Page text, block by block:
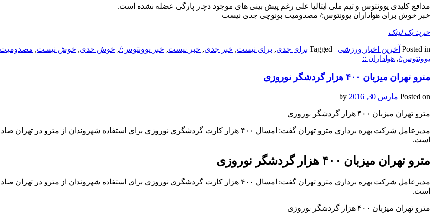
مدافع کلیدی یوونتوس و تیم ملی ایتالیا علی رغم پیش بینی های موجود دچار پارگی عضله نشده است.
خبر خوش برای هواداران یوونتوس:/ مصدومیت بونوچی جدی نیست
خرید بک لینک
Posted in آخرین اخبار ورزشی |
Tagged برای جدی, برای نیست, خبر جدی, خبر نیست, خبر یوونتوس:/, خوش جدی, خوش نیست, مصدومیت
یوونتوس:/, هواداران ::
مترو تهران میزبان ۴۰۰ هزار گردشگر نوروزی
Posted on مارس 30, 2016
مترو تهران میزبان ۴۰۰ هزار گردشگر نوروزی
مدیرعامل شرکت بهره برداری مترو تهران گفت: امسال ۴۰۰ هزار کارت گردشگری نوروزی برای استفاده شهروندان از مترو در
است.
مترو تهران میزبان ۴۰۰ هزار گردشگر نوروزی
مدیرعامل شرکت بهره برداری مترو تهران گفت: امسال ۴۰۰ هزار کارت گردشگری نوروزی برای استفاده شهروندان از مترو در
است.
مترو تهران میزبان ۴۰۰ هزار گردشگر نوروزی